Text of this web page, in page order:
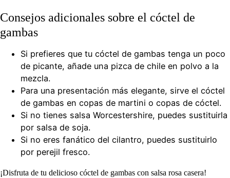
Consejos adicionales sobre el cóctel de
gambas
Si prefieres que tu cóctel de gambas tenga un poco
de picante, añade una pizca de chile en polvo a la
mezcla.
Para una presentación más elegante, sirve el cóctel
de gambas en copas de martini o copas de cóctel.
Si no tienes salsa Worcestershire, puedes sustituirla
por salsa de soja.
Si no eres fanático del cilantro, puedes sustituirlo
por perejil fresco.
¡Disfruta de tu delicioso cóctel de gambas con salsa rosa casera!